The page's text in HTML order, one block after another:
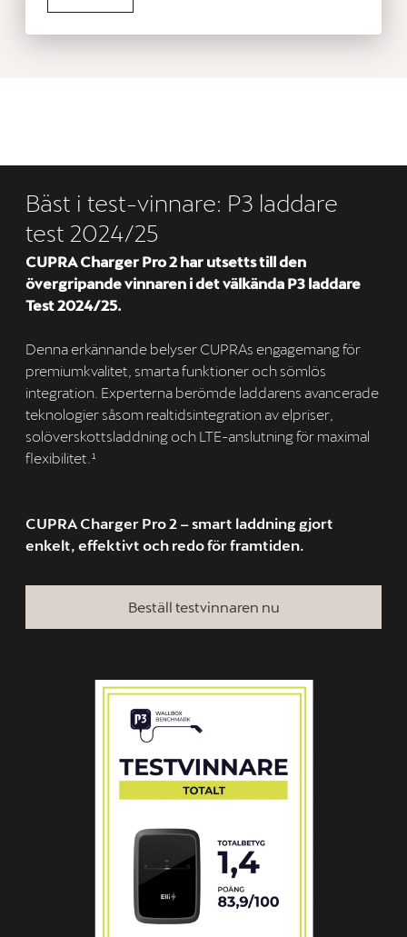
Bäst i test-vinnare: P3 laddare
test 2024/25
CUPRA Charger Pro 2 har utsetts till den
övergripande vinnaren i det välkända P3 laddare
Test 2024/25.
Denna erkännande belyser CUPRAs engagemang för
premiumkvalitet, smarta funktioner och sömlös
integration. Experterna berömde laddarens avancerade
teknologier såsom realtidsintegration av elpriser,
solöverskottsladdning och LTE-anslutning för maximal
flexibilitet.¹
CUPRA Charger Pro 2 – smart laddning gjort
enkelt, effektivt och redo för framtiden.
Beställ testvinnaren nu